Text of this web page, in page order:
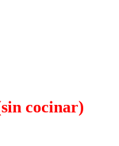
cocinar)